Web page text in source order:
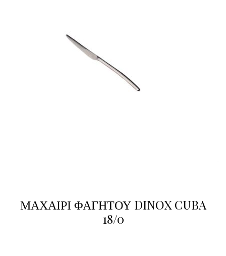
ΜΑΧΑΙΡΙ ΦΑΓΗΤΟΥ DINOX CUBA
18/0